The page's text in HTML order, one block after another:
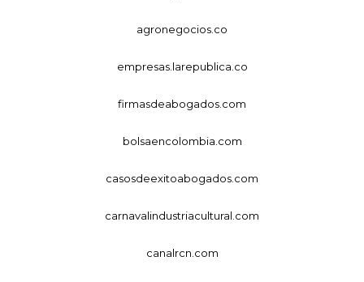
agronegocios.co
empresas.larepublica.co
firmasdeabogados.com
bolsaencolombia.com
casosdeexitoabogados.com
carnavalindustriacultural.com
canalrcn.com